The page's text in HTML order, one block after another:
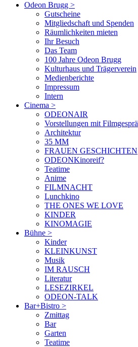
Odeon Brugg >
Gutscheine
Mitgliedschaft und Spenden
Räumlichkeiten mieten
Ihr Besuch
Das Team
100 Jahre Odeon Brugg
Kulturhaus und Trägerverein
Medienberichte
Impressum
Intern
Cinema >
ODEONAIR
Vorstellungen mit
Architektur
35 MM
FRAUEN GESCHICHTEN
ODEONKinoreif?
Teatime
Anime
FILMNACHT
Lunchkino
THE ONES WE LOVE
KINDER
KINOMAGIE
Bühne >
Kinder
KLEINKUNST
Musik
IM RAUSCH
Literatur
LESEZIRKEL
ODEON-TALK
Bar+Bistro >
Zmittag
Bar
Garten
Teatime